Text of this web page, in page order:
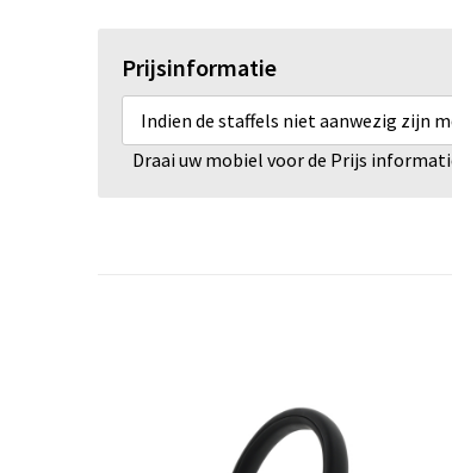
Prijsinformatie
Indien de staffels niet aanwezig zijn
Draai uw mobiel voor de Prijs